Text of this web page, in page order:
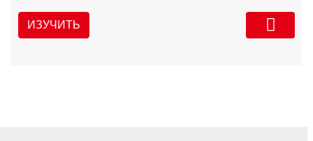
ИЗУЧИТЬ